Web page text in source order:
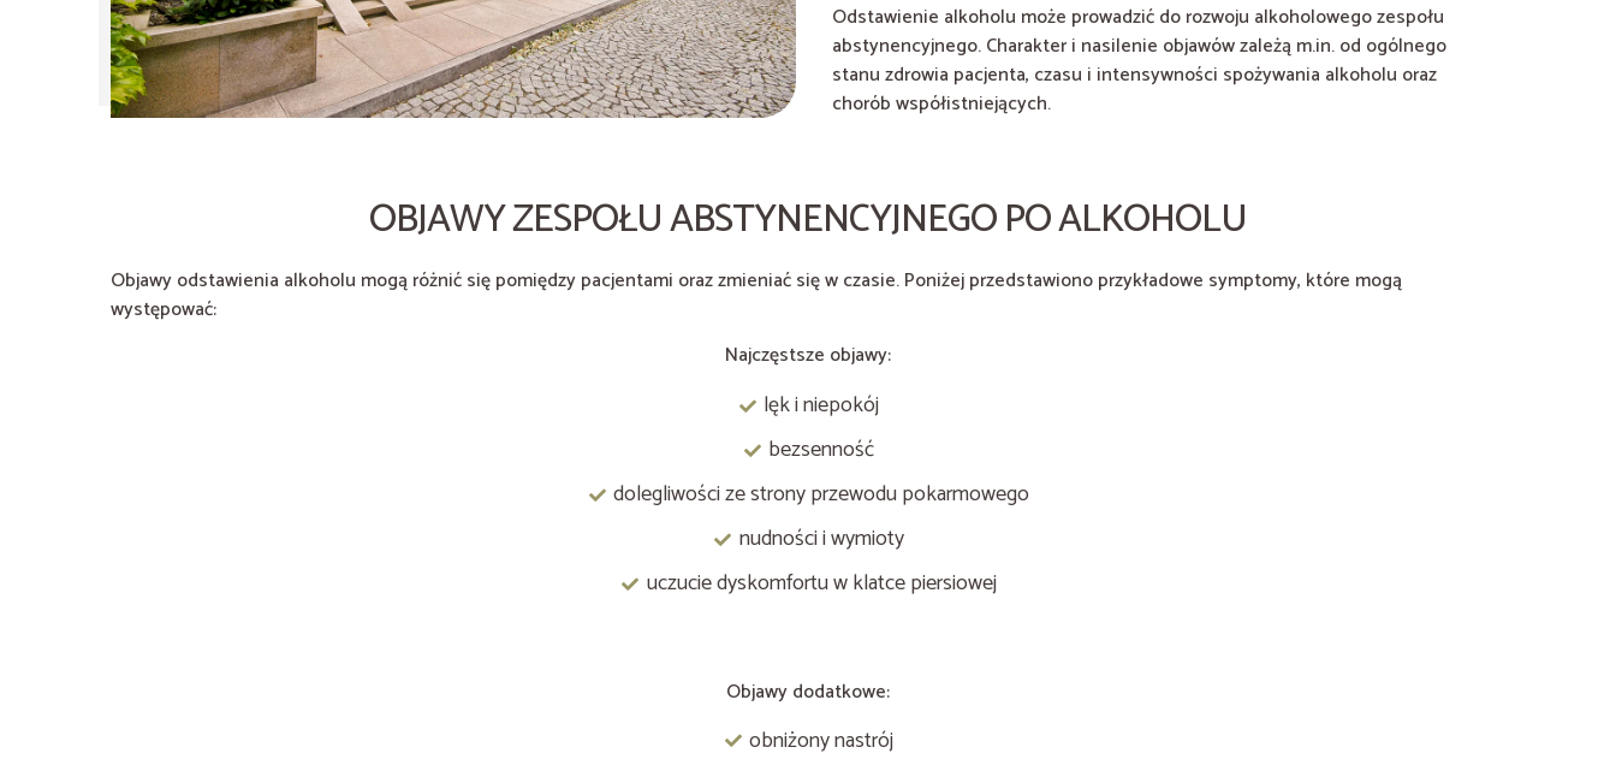
Odstawienie alkoholu może prowadzić do rozwoju alkoholowego zespołu
abstynencyjnego. Charakter i nasilenie objawów zależą m.in. od ogólnego
stanu zdrowia pacjenta, czasu i intensywności spożywania alkoholu oraz
chorób współistniejących.
OBJAWY ZESPOŁU ABSTYNENCYJNEGO PO ALKOHOLU
Objawy odstawienia alkoholu mogą różnić się pomiędzy pacjentami oraz zmieniać się w czasie. Poniżej przedstawiono przykładowe symptomy, które mogą
występować:
Najczęstsze objawy:
lęk i niepokój
bezsenność
dolegliwości ze strony przewodu pokarmowego
nudności i wymioty
uczucie dyskomfortu w klatce piersiowej
Objawy dodatkowe:
obniżony nastrój